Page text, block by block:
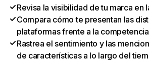
Revisa la visibilidad de tu marca en
Compara cómo te presentan las
plataformas frente a la competencia
Rastrea el sentimiento y las
de características a lo largo del